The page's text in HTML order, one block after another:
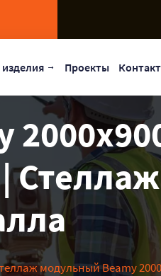
Проекты
модульный Beamy